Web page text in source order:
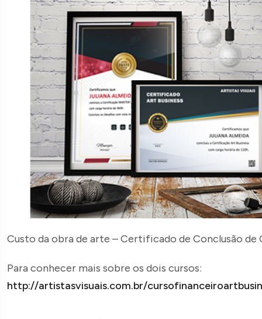
Custo da obra de arte – Certificado de Conclusão de
Para conhecer mais sobre os dois cursos:
http://artistasvisuais.com.br/